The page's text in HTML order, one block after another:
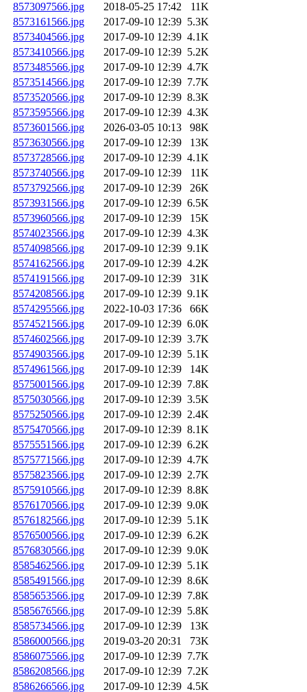
8573097566.jpg
2018-05-25 17:42
11K
8573161566.jpg
2017-09-10 12:39 5.3K
8573404566.jpg
2017-09-10 12:39 4.1K
8573410566.jpg
2017-09-10 12:39 5.2K
8573485566.jpg
2017-09-10 12:39 4.7K
8573514566.jpg
2017-09-10 12:39 7.7K
8573520566.jpg
2017-09-10 12:39 8.3K
8573595566.jpg
2017-09-10 12:39 4.3K
8573601566.jpg
2026-03-05 10:13
98K
8573630566.jpg
2017-09-10 12:39
13K
8573728566.jpg
2017-09-10 12:39 4.1K
8573740566.jpg
2017-09-10 12:39
11K
8573792566.jpg
2017-09-10 12:39
26K
8573931566.jpg
2017-09-10 12:39 6.5K
8573960566.jpg
2017-09-10 12:39
15K
8574023566.jpg
2017-09-10 12:39 4.3K
8574098566.jpg
2017-09-10 12:39 9.1K
8574162566.jpg
2017-09-10 12:39 4.2K
8574191566.jpg
2017-09-10 12:39
31K
8574208566.jpg
2017-09-10 12:39 9.1K
8574295566.jpg
2022-10-03 17:36
66K
8574521566.jpg
2017-09-10 12:39 6.0K
8574602566.jpg
2017-09-10 12:39 3.7K
8574903566.jpg
2017-09-10 12:39 5.1K
8574961566.jpg
2017-09-10 12:39
14K
8575001566.jpg
2017-09-10 12:39 7.8K
8575030566.jpg
2017-09-10 12:39 3.5K
8575250566.jpg
2017-09-10 12:39 2.4K
8575470566.jpg
2017-09-10 12:39 8.1K
8575551566.jpg
2017-09-10 12:39 6.2K
8575771566.jpg
2017-09-10 12:39 4.7K
8575823566.jpg
2017-09-10 12:39 2.7K
8575910566.jpg
2017-09-10 12:39 8.8K
8576170566.jpg
2017-09-10 12:39 9.0K
8576182566.jpg
2017-09-10 12:39 5.1K
8576500566.jpg
2017-09-10 12:39 6.2K
8576830566.jpg
2017-09-10 12:39 9.0K
8585462566.jpg
2017-09-10 12:39 5.1K
8585491566.jpg
2017-09-10 12:39 8.6K
8585653566.jpg
2017-09-10 12:39 7.8K
8585676566.jpg
2017-09-10 12:39 5.8K
8585734566.jpg
2017-09-10 12:39
13K
8586000566.jpg
2019-03-20 20:31
73K
8586075566.jpg
2017-09-10 12:39 7.7K
8586208566.jpg
2017-09-10 12:39 7.2K
8586266566.jpg
2017-09-10 12:39 4.5K